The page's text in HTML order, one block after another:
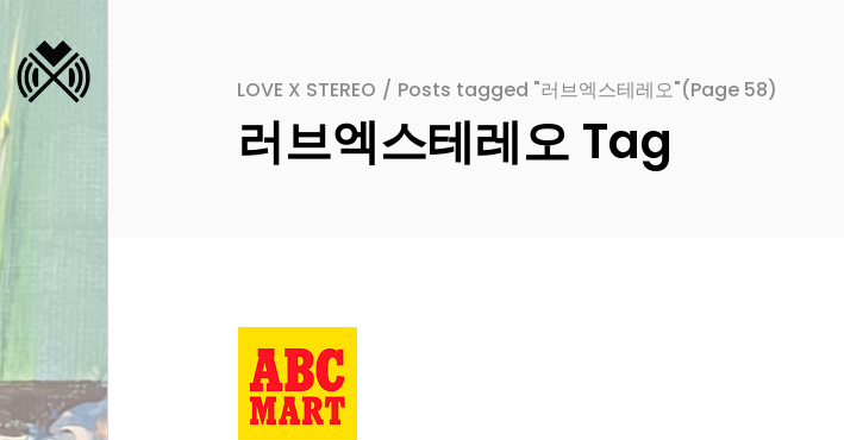
LOVE X STEREO / Posts tagged "러브엑스테레오"(Page 58)
러브엑스테레오 Tag